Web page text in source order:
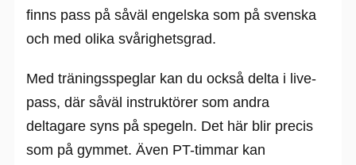
finns pass på såväl engelska som på svenska
och med olika svårighetsgrad.
Med träningsspeglar kan du också delta i live-
pass, där såväl instruktörer som andra
deltagare syns på spegeln. Det här blir precis
som på gymmet. Även PT-timmar kan